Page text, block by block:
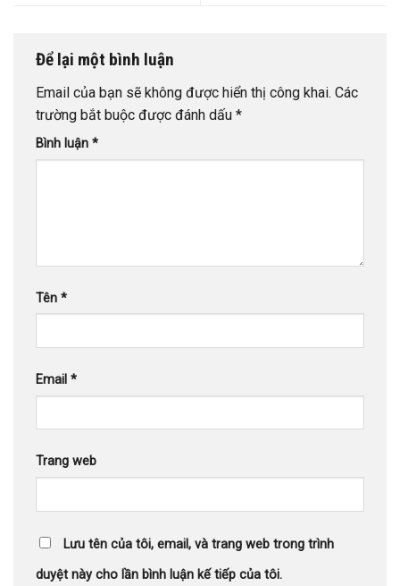
Để lại một bình luận
Email của bạn sẽ không được hiển thị công khai. Các
trường bắt buộc được đánh dấu *
Bình luận *
Tên *
Email *
Trang web
Lưu tên của tôi, email, và trang web trong trình
duyệt này cho lần bình luận kế tiếp của tôi.